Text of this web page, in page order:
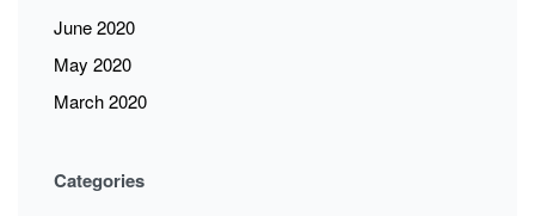
June 2020
May 2020
March 2020
Categories